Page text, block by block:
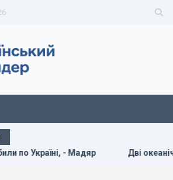
Дві океанічні аномалії можуть